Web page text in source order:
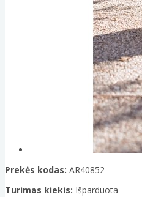
Prekės kodas: AR40852
Turimas kiekis: Išparduota